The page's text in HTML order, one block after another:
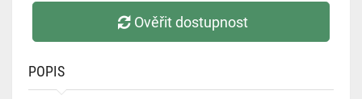
Ověřit dostupnost
POPIS